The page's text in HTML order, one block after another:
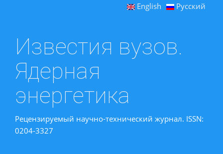
English Русский
Известия вузов.
Ядерная
энергетика
Рецензируемый научно-технический журнал. ISSN:
0204-3327